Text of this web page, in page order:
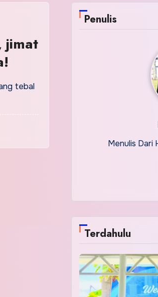
jimat
tebal
Penulis
Menulis Dari
Terdahulu